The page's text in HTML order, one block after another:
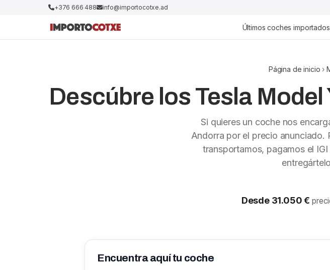
+376 666 488 info@importocotxe.ad
Últimos coches
Página de inicio ›
Descúbre los Tesla
Si quieres un coche nos
Andorra por el precio anunciado.
transportamos, pagamos el
Desde 31.050 €
Encuentra aquí tu coche